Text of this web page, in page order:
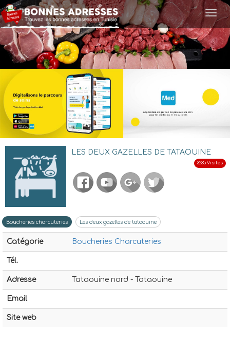
LES DEUX GAZELLES DE TATAOUINE
Boucheries charcuteries
Catégorie Boucheries Charcuteries
Tél.
Adresse Tataouine nord - Tataouine
Email
Site web